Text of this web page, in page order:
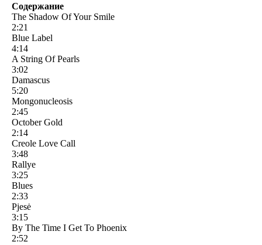
Содержание
The Shadow Of Your Smile
2:21
Blue Label
4:14
A String Of Pearls
3:02
Damascus
5:20
Mongonucleosis
2:45
October Gold
2:14
Creole Love Call
3:48
Rallye
3:25
Blues
2:33
Pjesė
3:15
By The Time I Get To Phoenix
2:52